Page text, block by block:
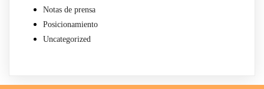
Notas de prensa
Posicionamiento
Uncategorized